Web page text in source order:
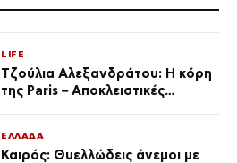
LIFE
Τζούλια Αλεξανδράτου: Η κόρη
της Paris – Αποκλειστικές
ΕΛΛΑΔΑ
Καιρός: Θυελλώδεις άνεμοι με